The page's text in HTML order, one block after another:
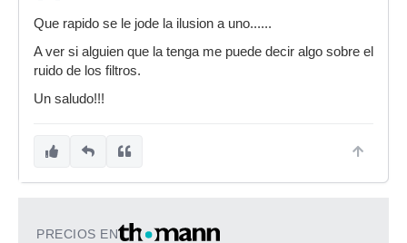
Que rapido se le jode la ilusion a uno......
A ver si alguien que la tenga me puede decir algo sobre el
ruido de los filtros.
Un saludo!!!
PRECIOS EN